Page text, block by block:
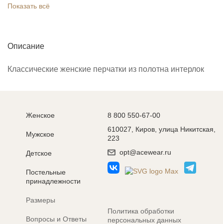
Показать всё
Описание
Классические женские перчатки из полотна интерлок
Женское
Мужское
Детское
Постельные
принадлежности
Размеры
Вопросы и Ответы
8 800 550-67-00
610027, Киров, улица Никитская,
223
opt@acewear.ru
Политика обработки
персональных данных